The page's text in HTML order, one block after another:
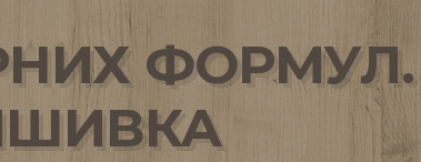
ФОРМУЛ.